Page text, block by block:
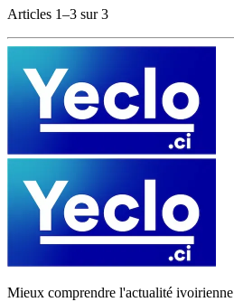
Articles 1–3 sur 3
Mieux comprendre l'actualité ivoirienne